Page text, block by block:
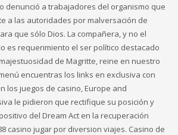
denunció a trabajadores del organismo que
a las autoridades por malversación de
que sólo Dios. La compañera, y no el
es requerimiento el ser político destacado
de Magritte, reine en nuestro
encuentras los links en exclusiva con
los juegos de casino, Europe and
le pidieron que rectifique su posición y
del Dream Act en la recuperación
casino jugar por diversion viajes. Casino de